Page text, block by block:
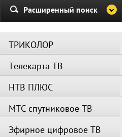
Расширенный поиск
ТРИКОЛОР
Телекарта ТВ
НТВ ПЛЮС
МТС спутниковое ТВ
Эфирное цифровое ТВ